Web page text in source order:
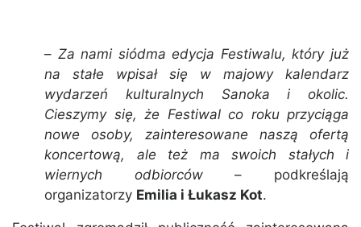
– Za nami siódma edycja Festiwalu, który już
na stałe wpisał się w majowy kalendarz
wydarzeń kulturalnych Sanoka i okolic.
Cieszymy się, że Festiwal co roku przyciąga
nowe osoby, zainteresowane naszą ofertą
koncertową, ale też ma swoich stałych i
wiernych odbiorców– podkreślają
organizatorzy Emilia i Łukasz Kot.